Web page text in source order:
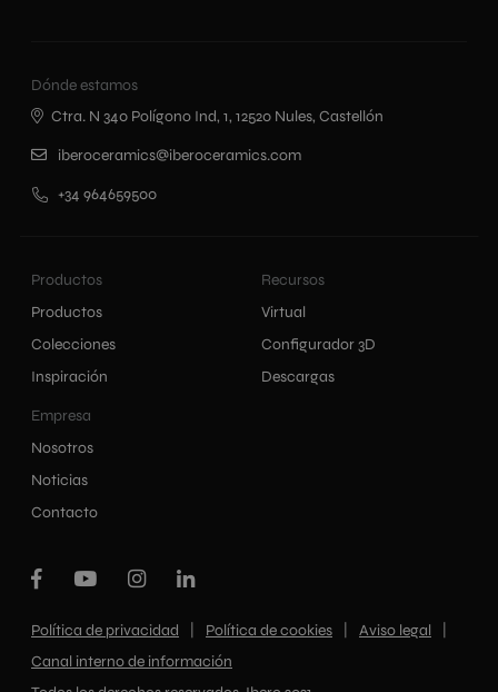
Productos
Productos
Colecciones
Inspiración
Recursos
Virtual
Configurador 3D
Descargas
Empresa
Nosotros
Noticias
Contacto
Dónde estamos
Ctra. N 340 Polígono Ind, 1, 12520 Nules, Castellón
iberoceramics@iberoceramics.com
+34 964659500
Política de privacidad Política de cookies Aviso legal
Canal interno de información